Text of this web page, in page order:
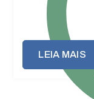
LEIA MAIS